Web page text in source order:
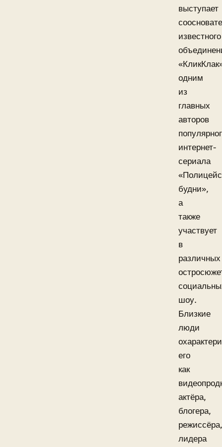
выступает
известного
одним
из
главных
авторов
интернет-
сериала
будни»,
а
также
участвует
в
различных
шоу.
Близкие
люди
его
как
актёра,
блогера,
режиссёра,
лидера